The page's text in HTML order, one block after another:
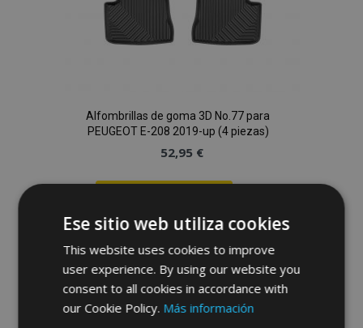
Alfombrillas de goma 3D No.77 para
PEUGEOT E-208 2019-up (4 piezas)
52,95 €
Añadir
a la
Lista
Ese sitio web utiliza cookies
This website uses cookies to improve
user experience. By using our website you
consent to all cookies in accordance with
our Cookie Policy. Más información